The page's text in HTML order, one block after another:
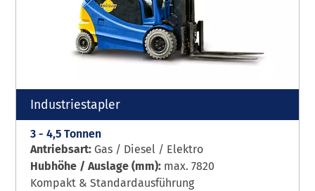
Industriestapler
3 - 4,5 Tonnen
Antriebsart: Gas / Diesel / Elektro
Hubhöhe / Auslage (mm): max. 7820
Kompakt & Standardausführung